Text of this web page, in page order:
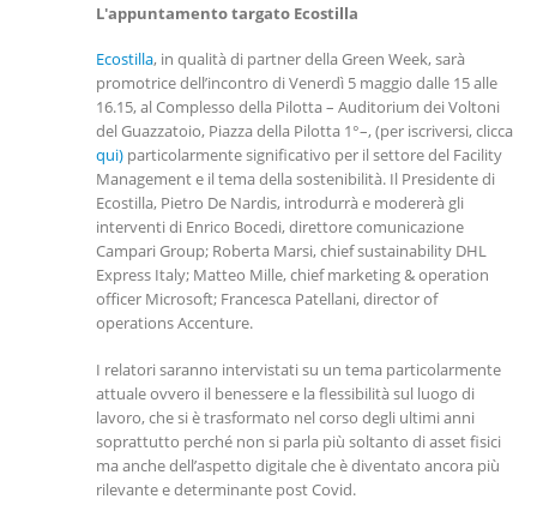
L'appuntamento targato Ecostilla
Ecostilla, in qualità di partner della Green Week, sarà
promotrice dell’incontro di Venerdì 5 maggio dalle 15 alle
16.15, al Complesso della Pilotta – Auditorium dei Voltoni
del Guazzatoio, Piazza della Pilotta 1°–, (per iscriversi, clicca
qui) particolarmente significativo per il settore del Facility
Management e il tema della sostenibilità. Il Presidente di
Ecostilla, Pietro De Nardis, introdurrà e modererà gli
interventi di Enrico Bocedi, direttore comunicazione
Campari Group; Roberta Marsi, chief sustainability DHL
Express Italy; Matteo Mille, chief marketing & operation
officer Microsoft; Francesca Patellani, director of
operations Accenture.
I relatori saranno intervistati su un tema particolarmente
attuale ovvero il benessere e la flessibilità sul luogo di
lavoro, che si è trasformato nel corso degli ultimi anni
soprattutto perché non si parla più soltanto di asset fisici
ma anche dell’aspetto digitale che è diventato ancora più
rilevante e determinante post Covid.